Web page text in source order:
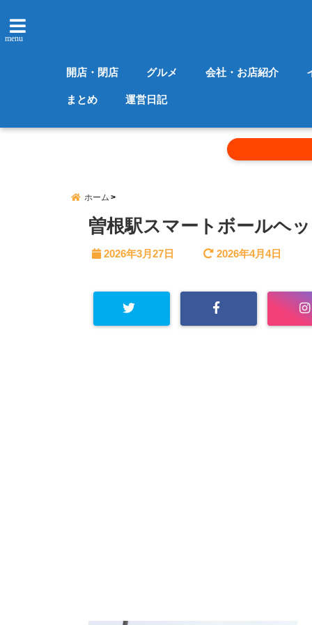
menu
開店・閉店 グルメ 会社・お店紹介
まとめ 運営日記
ホーム
曽根駅スマートボールヘ
2026年3月27日 2026年4月4日